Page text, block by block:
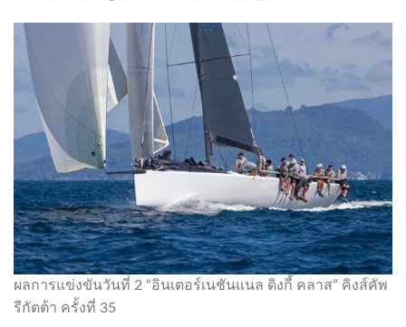
ผลการแข่งขันวันที่ 2 “อินเตอร์เนชันแนล ดิงกี้ คลาส” คิงส์คัพ
รีกัตต้า ครั้งที่ 35